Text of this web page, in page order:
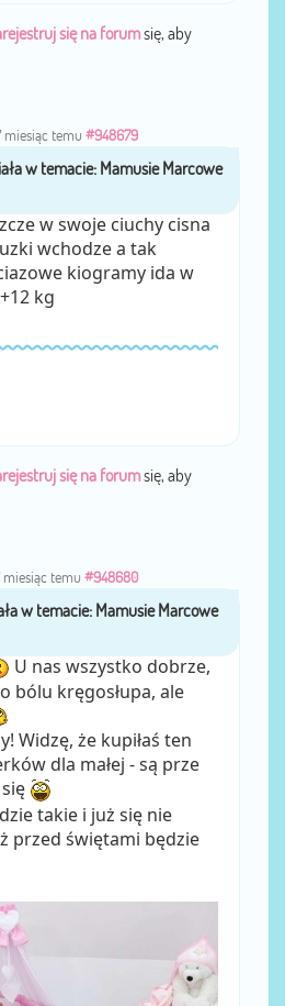
się na forumsię, aby
miesiąc temu #948679
karola1322
w swoje ciuchy cisna
wchodze a tak
kiogramy ida w
kg
się na forumsię, aby
miesiąc temu #948680
malina219
U nas wszystko dobrze,
bólu kręgosłupa, ale
Widzę, że kupiłaś ten
dla małej - są prze
takie i już się nie
przed świętami będzie